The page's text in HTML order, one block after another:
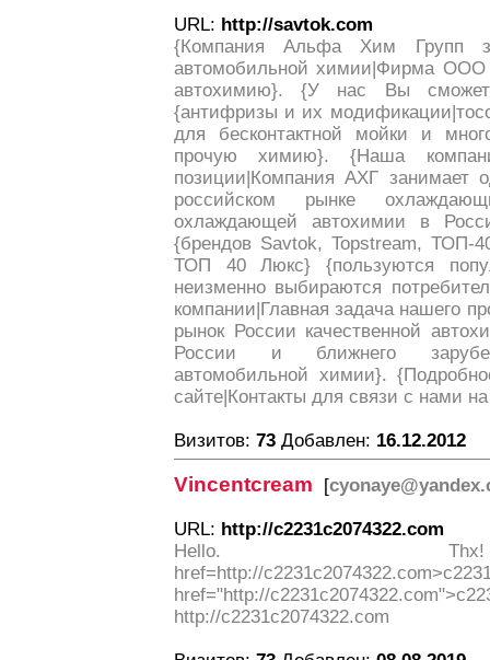
URL: http://savtok.com
{Компания Альфа Хим Групп
автомобильной химии|Фирма ООО
автохимию}. {У нас Вы
{антифризы и их
для бесконтактной мойки и
прочую химию}. {Наша
позиции|Компания АХГ занимает
российском рынке
охлаждающей автохимии в
{брендов Savtok, Topstream, ТОП-
ТОП 40 Люкс} {пользуются
неизменно выбираются
компании|Главная задача нашего
рынок России качественной
России и ближнего
автомобильной химии}.
сайте|Контакты для связи с нами
Визитов: 73 Добавлен: 16.12.2012
Vincentcream [
URL: http://c2231c2074322.com
Hello.
href=http://
href="http://
http://c2231c2074322.com